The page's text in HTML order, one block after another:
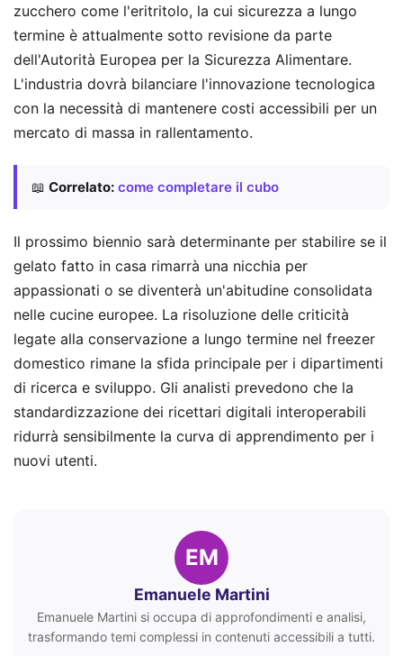
zucchero come l'eritritolo, la cui sicurezza a lungo
termine è attualmente sotto revisione da parte
dell'Autorità Europea per la Sicurezza Alimentare.
L'industria dovrà bilanciare l'innovazione tecnologica
con la necessità di mantenere costi accessibili per un
mercato di massa in rallentamento.
📖 Correlato: come completare il cubo
Il prossimo biennio sarà determinante per stabilire se il
gelato fatto in casa rimarrà una nicchia per
appassionati o se diventerà un'abitudine consolidata
nelle cucine europee. La risoluzione delle criticità
legate alla conservazione a lungo termine nel freezer
domestico rimane la sfida principale per i dipartimenti
di ricerca e sviluppo. Gli analisti prevedono che la
standardizzazione dei ricettari digitali interoperabili
ridurrà sensibilmente la curva di apprendimento per i
nuovi utenti.
EM
Emanuele Martini
Emanuele Martini si occupa di approfondimenti e analisi,
trasformando temi complessi in contenuti accessibili a tutti.